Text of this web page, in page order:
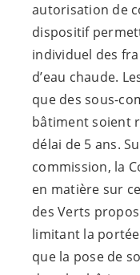
autorisation de
dispositif
individuel des
d’eau chaude.
que des sous-
bâtiment soient
délai de 5 ans.
commission, la
en matière sur
des Verts
limitant la
que la pose de